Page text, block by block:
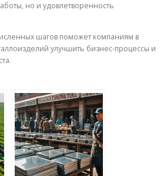
но и удовлетворенность
шагов поможет компаниям в
улучшить бизнес-процессы и